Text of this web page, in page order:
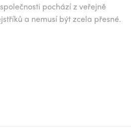
pochází z veřejně
a nemusí být zcela přesné.